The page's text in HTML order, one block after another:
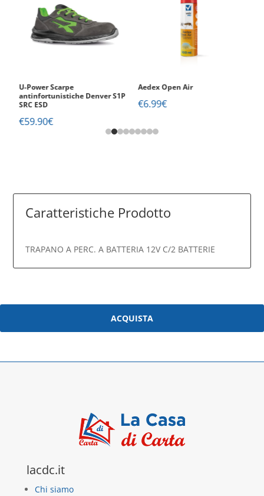
U-Power Scarpe
antinfortunistiche Denver S1P
SRC ESD
€59.90€
Aedex Open Air
€6.99€
Caratteristiche Prodotto
TRAPANO A PERC. A BATTERIA 12V C/2 BATTERIE
ACQUISTA
lacdc.it
Chi siamo